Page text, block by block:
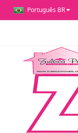
Português BR